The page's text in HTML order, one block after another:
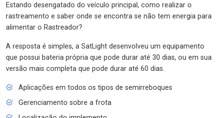
Estando desengatado do veículo principal, como realizar o
rastreamento e saber onde se encontra se não tem energia para
alimentar o Rastreador?
A resposta é simples, a SatLight desenvolveu um equipamento
que possui bateria própria que pode durar até 30 dias, ou em sua
versão mais completa que pode durar até 60 dias.
Aplicações em todos os tipos de semirreboques
Gerenciamento sobre a frota